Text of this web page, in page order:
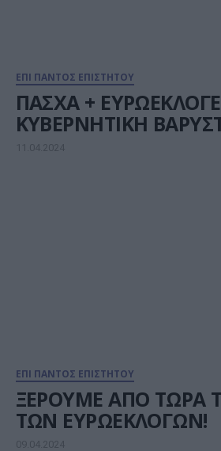
ΕΠΙ ΠΑΝΤΟΣ ΕΠΙΣΤΗΤΟΥ
ΠΑΣΧΑ +
KYBEΡΝΗΤΙΚΗ
11.04.2024
ΕΠΙ ΠΑΝΤΟΣ ΕΠΙΣΤΗΤΟΥ
ΞΕΡΟΥΜΕ ΑΠΟ ΤΩΡΑ
ΤΩΝ ΕΥΡΩΕΚΛΟΓΩΝ!
09.04.2024